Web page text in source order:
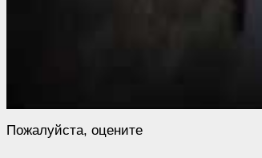
Пожалуйста, оцените